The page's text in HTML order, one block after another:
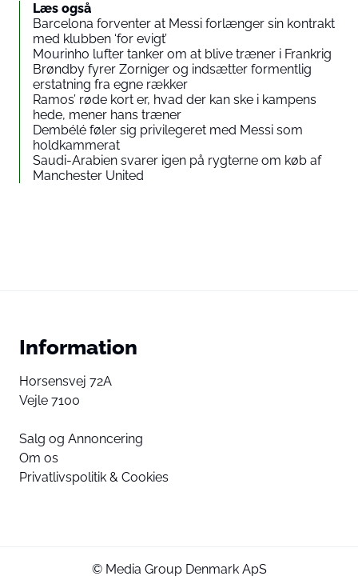
Læs også
Barcelona forventer at Messi forlænger sin kontrakt
med klubben ‘for evigt’
Mourinho lufter tanker om at blive træner i Frankrig
Brøndby fyrer Zorniger og indsætter formentlig
erstatning fra egne rækker
Ramos’ røde kort er, hvad der kan ske i kampens
hede, mener hans træner
Dembélé føler sig privilegeret med Messi som
holdkammerat
Saudi-Arabien svarer igen på rygterne om køb af
Manchester United
Information
Horsensvej 72A
Vejle 7100
Salg og Annoncering
Om os
Privatlivspolitik & Cookies
© Media Group Denmark ApS